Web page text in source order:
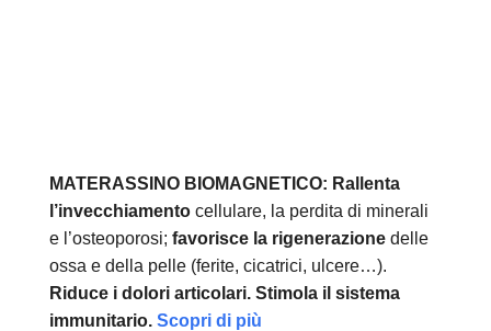
MATERASSINO BIOMAGNETICO: Rallenta
l’invecchiamentocellulare, la perdita di minerali
e l’osteoporosi; favorisce la rigenerazionedelle
ossa e della pelle (ferite, cicatrici, ulcere…).
Riduce i dolori articolari. Stimola il sistema
immunitario. Scopri di più